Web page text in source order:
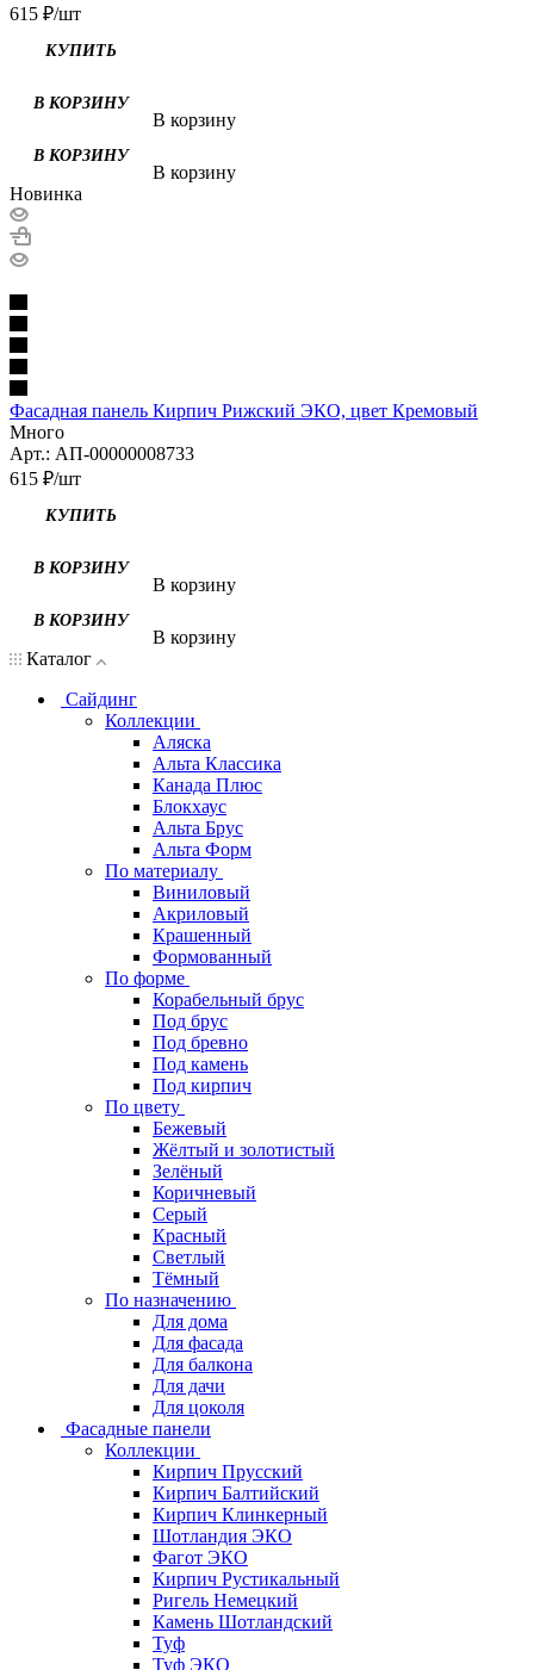
615 ₽/шт
КУПИТЬ
В корзину
В корзину
Новинка
Фасадная панель Кирпич Рижский ЭКО, цвет Кремовый
Много
Арт.: АП-00000008733
615 ₽/шт
В корзину
В корзину
Каталог
Сайдинг
Коллекции
Аляска
Альта Классика
Канада Плюс
Блокхаус
Альта Брус
Альта Форм
По материалу
Виниловый
Акриловый
Крашенный
Формованный
По форме
Корабельный брус
Под брус
Под бревно
Под камень
Под кирпич
По цвету
Бежевый
Жёлтый и золотистый
Зелёный
Коричневый
Серый
Красный
Светлый
Тёмный
По назначению
Для дома
Для фасада
Для балкона
Для дачи
Для цоколя
Фасадные панели
Коллекции
Кирпич Прусский
Кирпич Балтийский
Кирпич Клинкерный
Шотландия ЭКО
Фагот ЭКО
Кирпич Рустикальный
Ригель Немецкий
Камень Шотландский
Туф
Туф ЭКО